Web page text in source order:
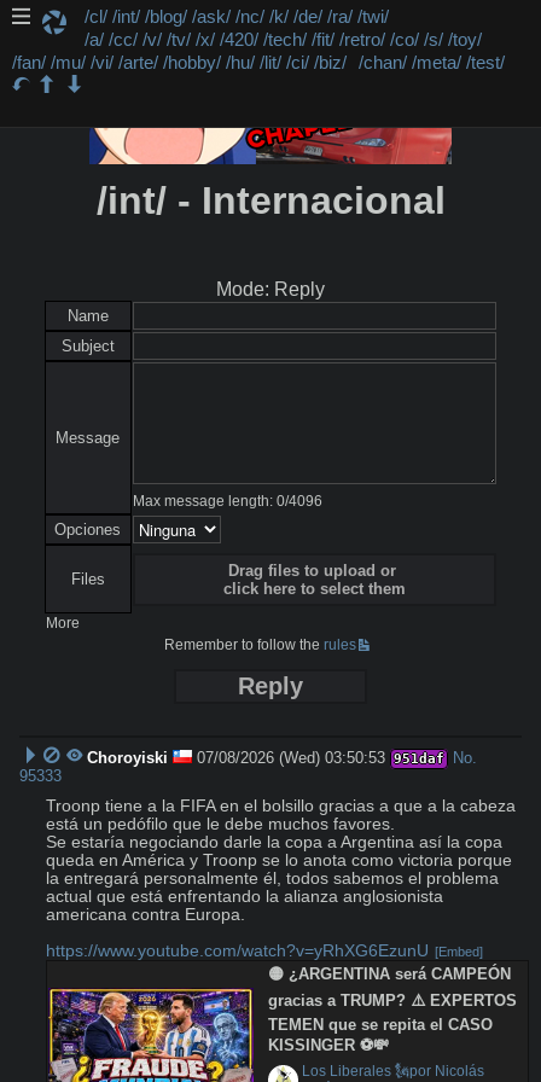
/cl/ /int/ /blog/ /ask/ /nc/ /k/ /de/ /ra/ /twi/
/a/ /cc/ /v/ /tv/ /x/ /420/ /tech/ /fit/ /retro/ /co/ /s/ /toy/
/fan/ /mu/ /vi/ /arte/ /hobby/ /hu/ /lit/ /ci/ /biz/ /chan/ /meta/ /test/
/int/ - Internacional
Mode: Reply
Name
Subject
Message
Max message length: 0/4096
Opciones
Files
Drag files to upload or
click here to select them
More
Remember to follow therules
Reply
Choroyiski 07/08/2026 (Wed) 03:50:53 951daf
No.
95333
Troonp tiene a la FIFA en el bolsillo gracias a que a la cabeza
está un pedófilo que le debe muchos favores.
Se estaría negociando darle la copa a Argentina así la copa
queda en América y Troonp se lo anota como victoria porque
la entregará personalmente él, todos sabemos el problema
actual que está enfrentando la alianza anglosionista
americana contra Europa.
https://www.youtube.com/watch?v=yRhXG6EzunU [Embed]
🟡 ¿ARGENTINA será CAMPEÓN
gracias a TRUMP? ⚠️ EXPERTOS
TEMEN que se repita el CASO
KISSINGER ⚽💸